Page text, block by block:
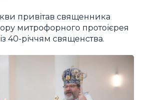
привітав священника
митрофорного протоієрея
40-річчям священства.